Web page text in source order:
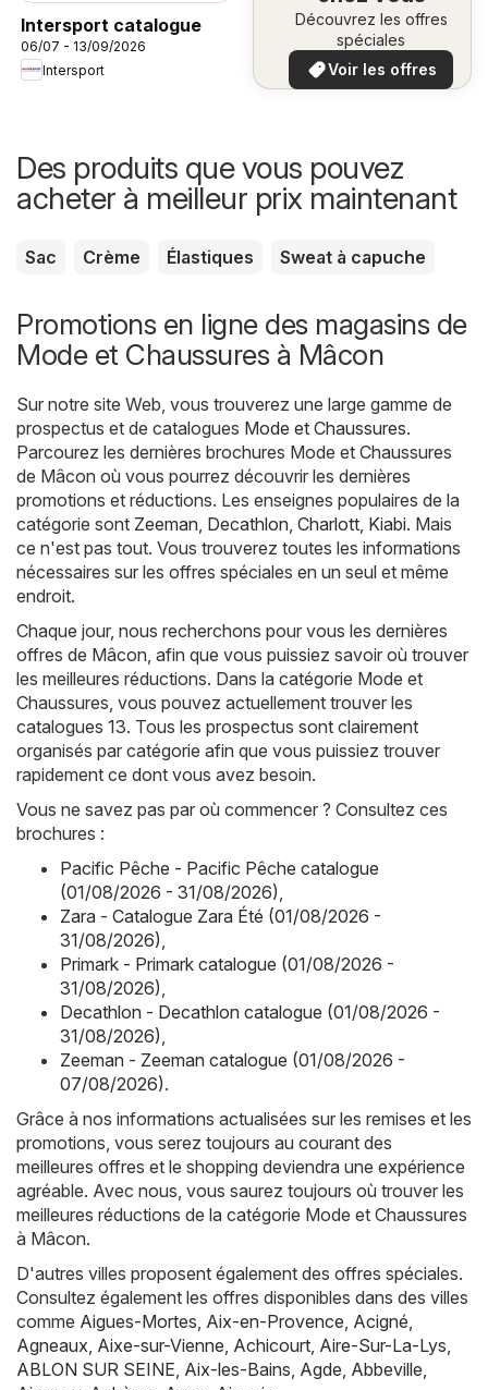
Intersport catalogue
06/07 - 13/09/2026
Intersport
Découvrez les offres
spéciales
Voir les offres
Des produits que vous pouvez
acheter à meilleur prix maintenant
Sac Crème Élastiques Sweat à capuche
Promotions en ligne des magasins de
Mode et Chaussures à Mâcon
Sur notre site Web, vous trouverez une large gamme de
prospectus et de catalogues Mode et Chaussures.
Parcourez les dernières brochures Mode et Chaussures
de Mâcon où vous pourrez découvrir les dernières
promotions et réductions. Les enseignes populaires de la
catégorie sont Zeeman, Decathlon, Charlott, Kiabi. Mais
ce n'est pas tout. Vous trouverez toutes les informations
nécessaires sur les offres spéciales en un seul et même
endroit.
Chaque jour, nous recherchons pour vous les dernières
offres de Mâcon, afin que vous puissiez savoir où trouver
les meilleures réductions. Dans la catégorie Mode et
Chaussures, vous pouvez actuellement trouver les
catalogues 13. Tous les prospectus sont clairement
organisés par catégorie afin que vous puissiez trouver
rapidement ce dont vous avez besoin.
Vous ne savez pas par où commencer ? Consultez ces
brochures :
Pacific Pêche - Pacific Pêche catalogue
(01/08/2026 - 31/08/2026),
Zara - Catalogue Zara Été (01/08/2026 -
31/08/2026),
Primark - Primark catalogue (01/08/2026 -
31/08/2026),
Decathlon - Decathlon catalogue (01/08/2026 -
31/08/2026),
Zeeman - Zeeman catalogue (01/08/2026 -
07/08/2026).
Grâce à nos informations actualisées sur les remises et les
promotions, vous serez toujours au courant des
meilleures offres et le shopping deviendra une expérience
agréable. Avec nous, vous saurez toujours où trouver les
meilleures réductions de la catégorie Mode et Chaussures
à Mâcon.
D'autres villes proposent également des offres spéciales.
Consultez également les offres disponibles dans des villes
comme Aigues-Mortes, Aix-en-Provence, Acigné,
Agneaux, Aixe-sur-Vienne, Achicourt, Aire-Sur-La-Lys,
ABLON SUR SEINE, Aix-les-Bains, Agde, Abbeville,